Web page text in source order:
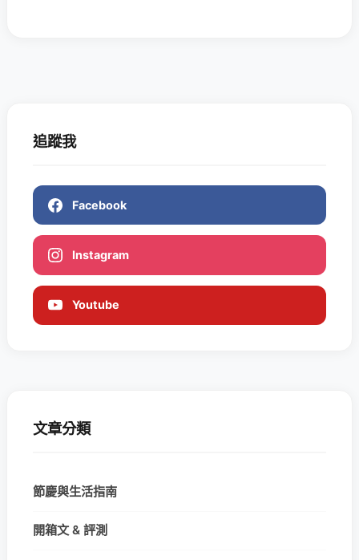
追蹤我
Facebook
Instagram
Youtube
文章分類
節慶與生活指南
開箱文 & 評測